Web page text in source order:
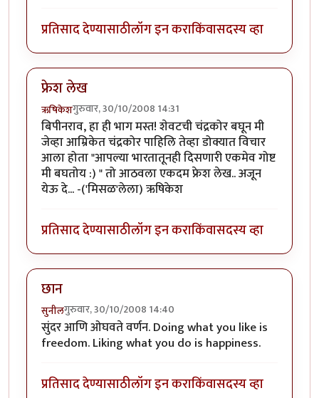
प्रतिसाद देण्यासाठीलॉग इन कराकिंवासदस्य व्हा
फ्रेश लेख
ऋषिकेशगुरुवार, 30/10/2008 14:31
बिपीनराव, हा ही भाग मस्त! शेवटची चंद्रकोर बघून मी
जेव्हा आम्रिकेत चंद्रकोर पाहिलि तेव्हा डोक्यात विचार
आला होता "आपल्या भारतातूनही दिसणारी एकमेव गोष्ट
मी बघतोय :) " तो आठवला एकदम फ्रेश लेख.. अजून
येऊ दे... -('मिसळ'लेला) ऋषिकेश
प्रतिसाद देण्यासाठीलॉग इन कराकिंवासदस्य व्हा
छान
सुनीलगुरुवार, 30/10/2008 14:40
सुंदर आणि ओघवते वर्णन. Doing what you like is
freedom. Liking what you do is happiness.
प्रतिसाद देण्यासाठीलॉग इन कराकिंवासदस्य व्हा